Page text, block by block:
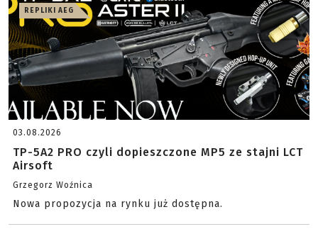
REPLIKI AEG
03.08.2026
TP-5A2 PRO czyli dopieszczone MP5 ze stajni LCT
Airsoft
Grzegorz Woźnica
Nowa propozycja na rynku już dostępna.